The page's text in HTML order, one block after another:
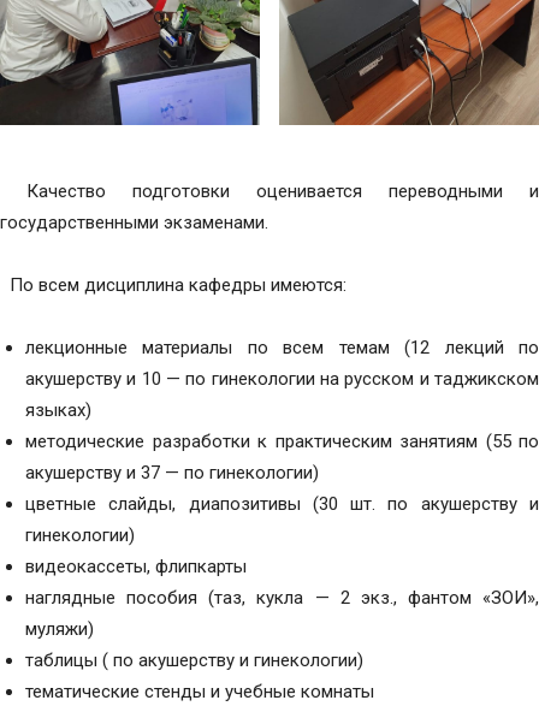
Качество подготовки оценивается переводными и
государственными экзаменами.
По всем дисциплина кафедры имеются:
лекционные материалы по всем темам (12 лекций по
акушерству и 10 — по гинекологии на русском и таджикском
языках)
методические разработки к практическим занятиям (55 по
акушерству и 37 — по гинекологии)
цветные слайды, диапозитивы (30 шт. по акушерству и
гинекологии)
видеокассеты, флипкарты
наглядные пособия (таз, кукла — 2 экз., фантом «ЗОИ»,
муляжи)
таблицы ( по акушерству и гинекологии)
тематические стенды и учебные комнаты